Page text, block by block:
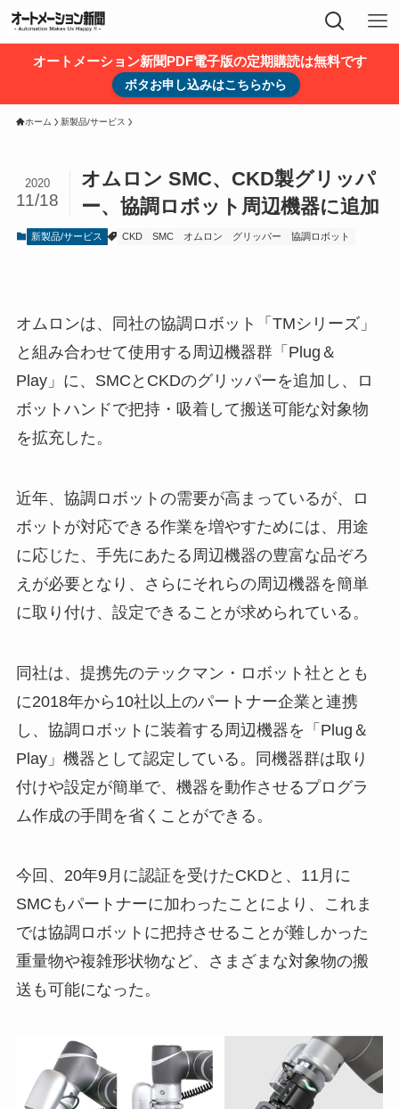
オートメーション新聞PDF電子版の定期購読は無料です
ボタお申し込みはこちらから
ホーム 新製品/サービス
オムロン SMC、CKD製グリッパ
ー、協調ロボット周辺機器に追加
2020
11/18
新製品/サービス CKD SMC オムロン グリッパー 協調ロボット
オムロンは、同社の協調ロボット「TMシリーズ」
と組み合わせて使用する周辺機器群「Plug＆
Play」に、SMCとCKDのグリッパーを追加し、ロ
ボットハンドで把持・吸着して搬送可能な対象物
を拡充した。
近年、協調ロボットの需要が高まっているが、ロ
ボットが対応できる作業を増やすためには、用途
に応じた、手先にあたる周辺機器の豊富な品ぞろ
えが必要となり、さらにそれらの周辺機器を簡単
に取り付け、設定できることが求められている。
同社は、提携先のテックマン・ロボット社ととも
に2018年から10社以上のパートナー企業と連携
し、協調ロボットに装着する周辺機器を「Plug＆
Play」機器として認定している。同機器群は取り
付けや設定が簡単で、機器を動作させるプログラ
ム作成の手間を省くことができる。
今回、20年9月に認証を受けたCKDと、11月に
SMCもパートナーに加わったことにより、これま
では協調ロボットに把持させることが難しかった
重量物や複雑形状物など、さまざまな対象物の搬
送も可能になった。